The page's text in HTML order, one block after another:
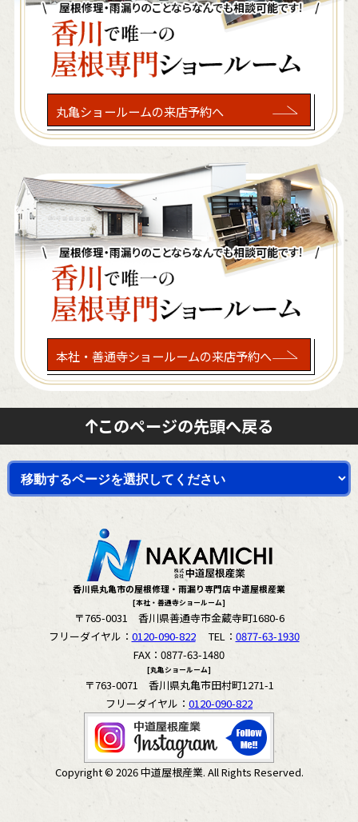
丸亀ショールームの来店予約へ
本社・善通寺ショールームの来店予約へ
このページの先頭へ戻る
香川県丸亀市の屋根修理・雨漏り専門店 中道屋根産業
[本社・善通寺ショールーム]
〒765-0031 香川県善通寺市金蔵寺町1680-6
フリーダイヤル： 0120-090-822TEL： 0877-63-1930
FAX：0877-63-1480
[丸亀ショールーム]
〒763-0071 香川県丸亀市田村町1271-1
フリーダイヤル： 0120-090-822
Copyright © 2026 中道屋根産業. All Rights Reserved.